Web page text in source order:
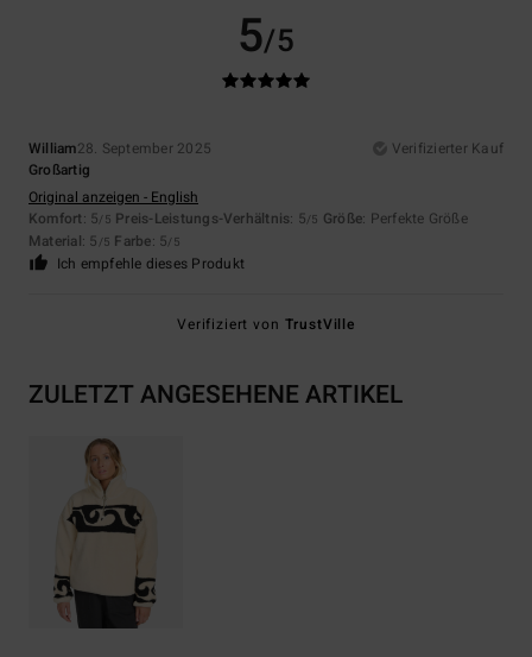
5/5
William28. September 2025
Verifizierter Kauf
Großartig
Original anzeigen - English
Komfort: 5/5 Preis-Leistungs-Verhältnis: 5/5 Größe: Perfekte Größe
Material: 5 /5 Farbe: 5/5
Ich empfehle dieses Produkt
Verifiziert von TrustVille
ZULETZT ANGESEHENE ARTIKEL